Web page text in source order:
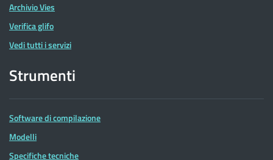
Archivio Vies
Verifica glifo
Vedi tutti i servizi
Strumenti
Software di compilazione
Modelli
Specifiche tecniche